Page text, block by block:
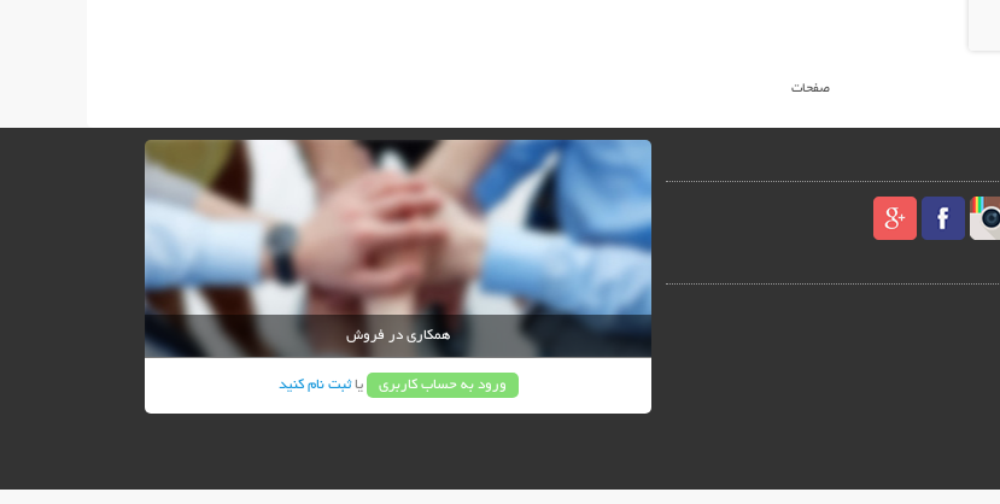
صفحات
همکاری در فروش
ورود به حساب کاربری یاثبت نام کنید